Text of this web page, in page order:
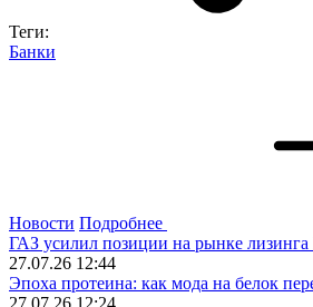
Теги:
Банки
Новости Подробнее
ГАЗ усилил позиции на рынке
27.07.26 12:44
Эпоха протеина: как мода на белок
27.07.26 12:24